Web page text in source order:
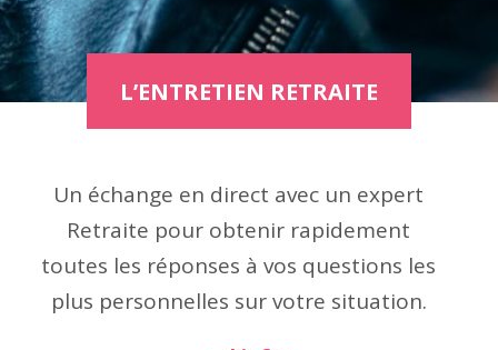
L’ENTRETIEN RETRAITE
Un échange en direct avec un expert
Retraite pour obtenir rapidement
toutes les réponses à vos questions les
plus personnelles sur votre situation.